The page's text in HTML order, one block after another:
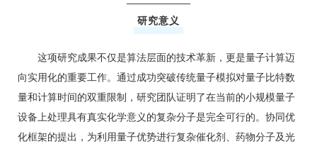
研究意义
这项研究成果不仅是算法层面的技术革新，更是量子计算迈
向实用化的重要工作。通过成功突破传统量子模拟对量子比特数
量和计算时间的双重限制，研究团队证明了在当前的小规模量子
设备上处理具有真实化学意义的复杂分子是完全可行的。协同优
化框架的提出，为利用量子优势进行复杂催化剂、药物分子及光